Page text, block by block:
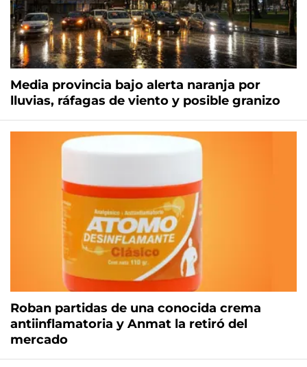
Media provincia bajo alerta naranja por
lluvias, ráfagas de viento y posible granizo
Roban partidas de una conocida crema
antiinflamatoria y Anmat la retiró del
mercado